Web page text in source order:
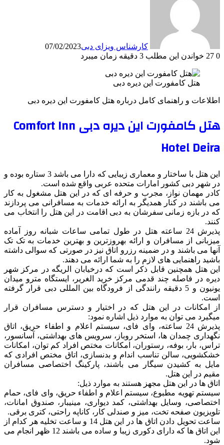
کارشناس ویزای دبی07/02/2023
0
خواندن این مطلب 3 دقیقه زمان میبرد
هتل کامفورت این دیره دبی
اطلاعات و راهنمای کامل درباره هتل کامفورت این دیره دبی
هتل کامفورت این دیره دبی Comfort Inn
Hotel Deira
این هتل با ساختار و معماری زیبایی که دارا می باشد 3 ستاره بوده و
در شهر دبی کشور امارات متحده عربی واقع شده است.
کادر مهمان نواز، مجرب و حرفه ای که در این هتل مشغول به کار
می باشند در کنار همدیگر به ارائه خدمات به مسافرانی می پردازند
که در بازه زمانی سفرشان به دبی اقامت در این هتل را انتخاب می
کنند.
پذیرش 24 ساعته هتل در طول تمامی ساعات شبانه روز آماده
میزبانی از مسافران و ارائه بهروزترین و بهترین خدمات به تک تک
آنها می باشند و در ضمینه رزرو اتاق نیز در صورتی که سوالی داشته
باشید راهنمایی های لازم را به شما ارائه می دهند.
این هتل همچنین قابل ذکر است که درخیابان الریگه در مرکز شهر
دیره در فاصله چند قدمی مرکز خرید الغریر، ایستگاه مترو میدان
یونیون و 5 دقیقه رانندگی از فرودگاه بین المللی دبی قرار گرفته
است.
از امکانات در این هتل که در اختیار و دسترس مسافران قرار
میگیرد می توان به موارد ذیل اشاره نمود:
پذیرش 24 ساعته، وای فای، سیستم اعلام و اطفاء حریق، اتاق
نگهداری چمدان ها، استخر روباز، سرویس های بهداشتی، آسانسور،
تراس، بار، بوفه، رستوران، امکانات مختص افراد کم توان، امکانات
خشکشویی، سالن تناسب اندام و بدنسازی، اتاق مختص افرادی که
مایل به کشیدن سیگار می باشند، پارکینگ اختصاصی مسافران
مقیم در این هتل.
اتاق ها در این هتل مجهز هستند به موارد ذیل:
سیستم تهویه مطبوع، سیستم اعلام و اطفاء حریق، وای فای، حمام
اختصاصی، وسایل بهداشتی، کمد دیواری، مینیبار، صندوق امانات،
تلویزیون صفحه تخت، میز و صندلی کار، کاناپه راحتی، کتری برقی.
ساعت تحویل دادن اتاق ها در این هتل 14 و ساعت تخلیه هر کدام از
این اتاق ها که دارای دکوری زیبا و ساده می باشند 12 ظهر انجام می
شود.